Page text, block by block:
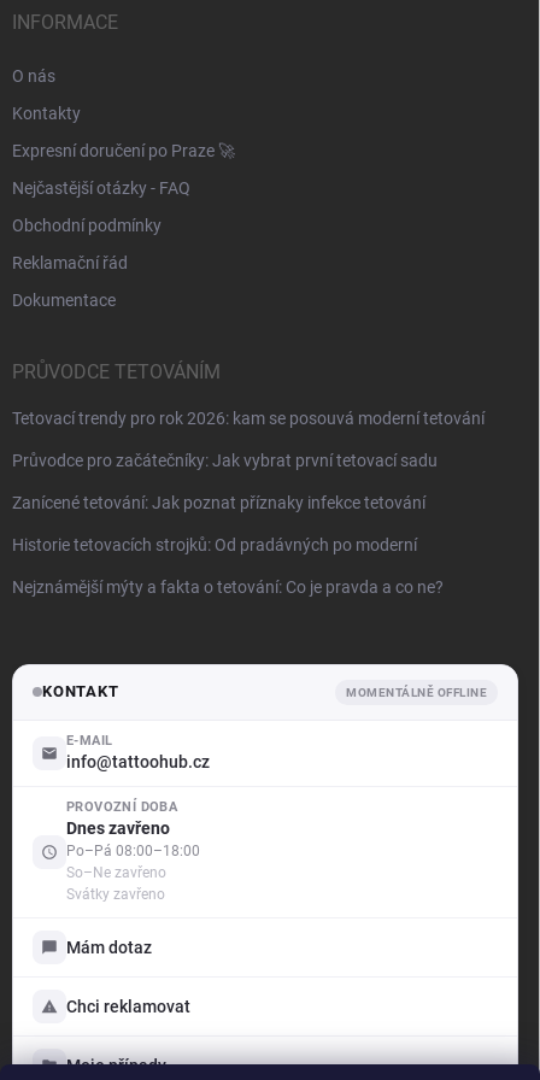
INFORMACE
O nás
Kontakty
Expresní doručení po Praze 🚀
Nejčastější otázky - FAQ
Obchodní podmínky
Reklamační řád
Dokumentace
PRŮVODCE TETOVÁNÍM
Tetovací trendy pro rok 2026: kam se posouvá moderní tetování
Průvodce pro začátečníky: Jak vybrat první tetovací sadu
Zanícené tetování: Jak poznat příznaky infekce tetování
Historie tetovacích strojků: Od pradávných po moderní
Nejznámější mýty a fakta o tetování: Co je pravda a co ne?
KONTAKT MOMENTÁLNĚ OFFLINE
E-MAIL
info@tattoohub.cz
PROVOZNÍ DOBA
Dnes zavřeno
Po–Pá 08:00–18:00
So–Ne zavřeno
Svátky zavřeno
Mám dotaz
Chci reklamovat
Moje případy
Offline — odpovíme brzy
vyřídíme reklamaci a ukážeme vám stav vašich případů.